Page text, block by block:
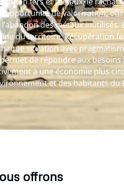
opportunité de valorisation,
des métaux inutilisés.
du territoire, Récupération
situation avec
de répondre aux
à une économie plus
et des habitants du
offrons